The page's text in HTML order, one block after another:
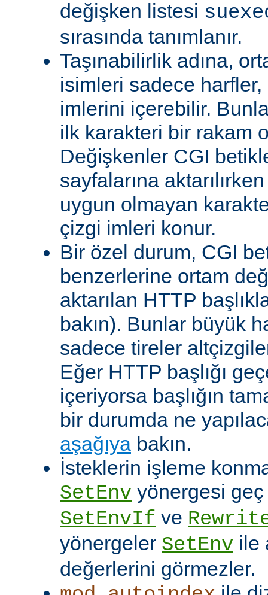
değişken listesi
sırasında tanımlanır.
Taşınabilirlik adına,
isimleri sadece
imlerini içerebilir.
ilk karakteri bir rakam
Değişkenler CGI
sayfalarına
uygun olmayan
çizgi imleri konur.
Bir özel durum, CGI
benzerlerine ortam
aktarılan HTTP
bakın). Bunlar büyük
sadece tireler
Eğer HTTP başlığı
içeriyorsa başlığın
bir durumda ne
aşağıya bakın.
İsteklerin işleme
SetEnv yönergesi geç
SetEnvIf ve
yönergeler SetEnv ile
değerlerini görmezler.